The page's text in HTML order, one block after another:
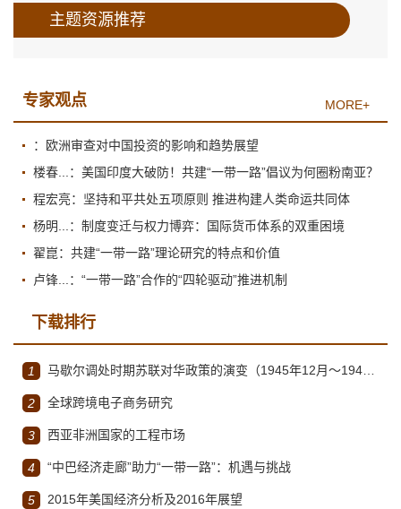
主题资源推荐
专家观点 MORE+
：欧洲审查对中国投资的影响和趋势展望
楼春...：美国印度大破防！共建“一带一路”倡议为何圈粉南亚？
程宏亮：坚持和平共处五项原则 推进构建人类命运共同体
杨明...：制度变迁与权力博弈：国际货币体系的双重困境
翟崑：共建“一带一路”理论研究的特点和价值
卢锋...：“一带一路”合作的“四轮驱动”推进机制
下载排行
1 马歇尔调处时期苏联对华政策的演变（1945年12月～1947年1月）
2 全球跨境电子商务研究
3 西亚非洲国家的工程市场
4 “中巴经济走廊”助力“一带一路”：机遇与挑战
5 2015年美国经济分析及2016年展望